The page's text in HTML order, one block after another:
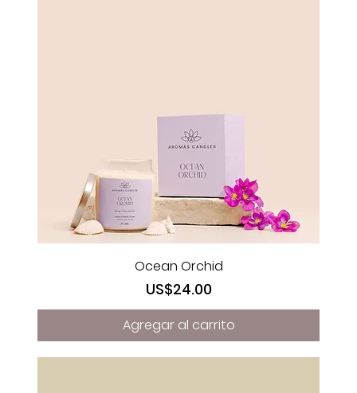
Ocean Orchid
Precio
US$24.00
Agregar al carrito